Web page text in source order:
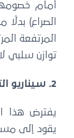
أمام
الصراع)
المرتفعة
توازن سلبي
2. سيناريو التسوية التفاوضية التدريجية:
يفترض هذا
يقود إلى